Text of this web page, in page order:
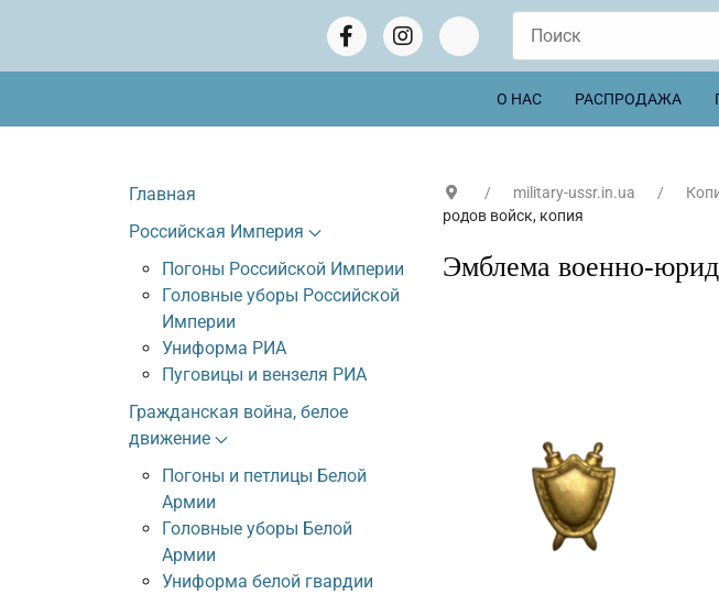
О НАС РАСПРОДАЖА
Главная
Российская Империя
Погоны Российской Империи
Головные уборы Российской
Империи
Униформа РИА
Пуговицы и вензеля РИА
Гражданская война, белое
движение
Погоны и петлицы Белой
Армии
Головные уборы Белой
Армии
Униформа белой гвардии
military-ussr.in.ua
родов войск, копия
Эмблема военно-